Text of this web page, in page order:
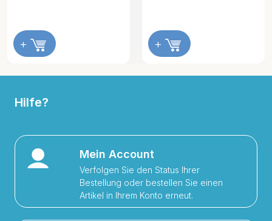
+ +
Hilfe?
Mein Account
Verfolgen Sie den Status Ihrer
Bestellung oder bestellen Sie einen
Artikel in Ihrem Konto erneut.